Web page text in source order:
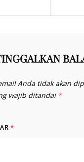
Anda tidak akan
wajib ditandai *
*